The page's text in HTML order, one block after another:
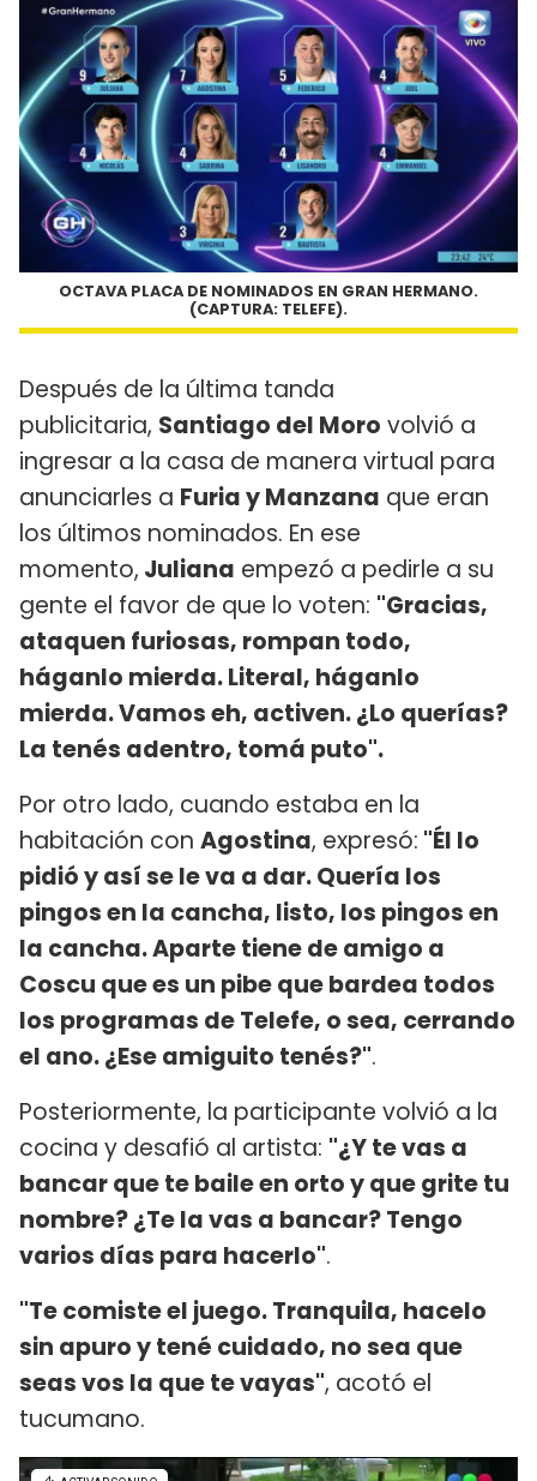
OCTAVA PLACA DE NOMINADOS EN GRAN HERMANO.
(CAPTURA: TELEFE).
Después de la última tanda
publicitaria, Santiago del Moro volvió a
ingresar a la casa de manera virtual para
anunciarles a Furia y Manzana que eran
los últimos nominados. En ese
momento, Juliana empezó a pedirle a su
gente el favor de que lo voten: "Gracias,
ataquen furiosas, rompan todo,
háganlo mierda. Literal, háganlo
mierda. Vamos eh, activen. ¿Lo querías?
La tenés adentro, tomá puto".
Por otro lado, cuando estaba en la
habitación con Agostina, expresó: "Él lo
pidió y así se le va a dar. Quería los
pingos en la cancha, listo, los pingos en
la cancha. Aparte tiene de amigo a
Coscu que es un pibe que bardea todos
los programas de Telefe, o sea, cerrando
el ano. ¿Ese amiguito tenés?".
Posteriormente, la participante volvió a la
cocina y desafió al artista: "¿Y te vas a
bancar que te baile en orto y que grite tu
nombre? ¿Te la vas a bancar? Tengo
varios días para hacerlo".
"Te comiste el juego. Tranquila, hacelo
sin apuro y tené cuidado, no sea que
seas vos la que te vayas", acotó el
tucumano.